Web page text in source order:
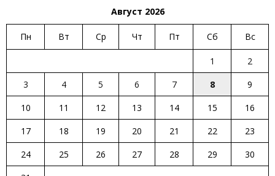
Август 2026
Пн Вт Ср Чт Пт Сб Вс
1
2
3
4 5 6 7 8
9
10
11 12 13 14 15
16
17
18 19 20 21 22
23
24
25 26 27 28 29
30